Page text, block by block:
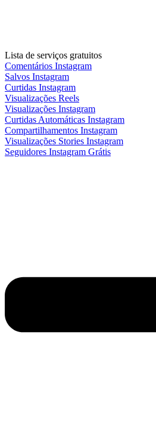
Lista de serviços gratuitos
Comentários Instagram
Salvos Instagram
Curtidas Instagram
Visualizações Reels
Visualizações Instagram
Curtidas Automáticas Instagram
Compartilhamentos Instagram
Visualizações Stories Instagram
Seguidores Instagram Grátis